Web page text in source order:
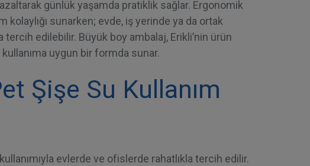
günlük yaşamda pratiklik sağlar. Ergonomik
kolaylığı sunarken; evde, iş yerinde ya da ortak
tercih edilebilir. Büyük boy ambalaj, Erikli’nin ürün
uygun bir formda sunar.
Şişe Su Kullanım
evlerde ve ofislerde rahatlıkla tercih edilir.